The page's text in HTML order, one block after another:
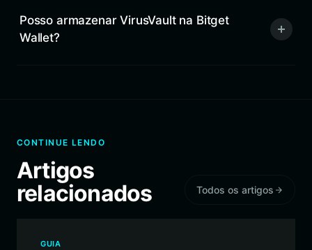
Posso armazenar VirusVault na Bitget
Wallet?
CONTINUE LENDO
Artigos
relacionados
Todos os artigos
GUIA